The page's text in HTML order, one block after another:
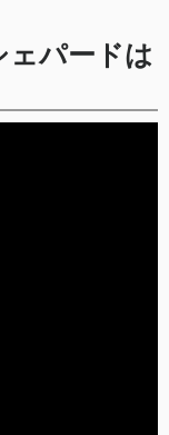
ェパードは